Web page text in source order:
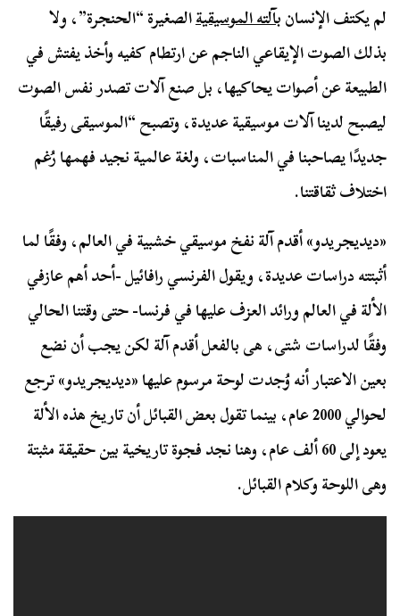
لم يكتف الإنسانبآلته الموسيقيةالصغيرة “الحنجرة”، ولا
بذلك الصوت الإيقاعي الناجم عن ارتطام كفيه وأخذ يفتش في
الطبيعة عن أصوات يحاكيها، بل صنع آلات تصدر نفس الصوت
ليصبح لدينا آلات موسيقية عديدة، وتصبح “الموسيقى رفيقًا
جديدًا يصاحبنا في المناسبات، ولغة عالمية نجيد فهمها رُغم
اختلاف ثقاقتنا.
«ديديجريدو» أقدم آلة نفخ موسيقي خشبية في العالم، وفقًا لما
أثبتته دراسات عديدة، ويقول الفرنسي رافائيل -أحد أهم عازفي
الألة في العالم ورائد العزف عليها في فرنسا- حتى وقتنا الحالي
وفقًا لدراسات شتى، هى بالفعل أقدم آلة لكن يجب أن نضع
بعين الاعتبار أنه وُجدت لوحة مرسوم عليها «ديديجريدو» ترجع
لحوالي 2000 عام، بينما تقول بعض القبائل أن تاريخ هذه الألة
يعود إلى 60 ألف عام، وهنا نجد فجوة تاريخية بين حقيقة مثبتة
وهى اللوحة وكلام القبائل.